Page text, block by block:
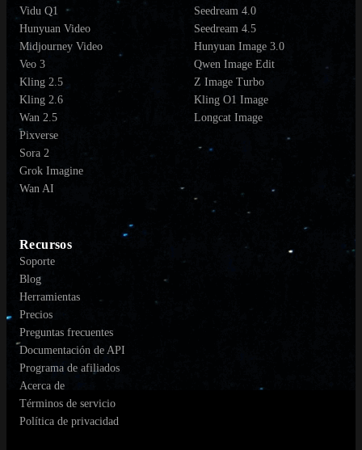
Vidu Q1
Hunyuan Video
Midjourney Video
Veo 3
Kling 2.5
Kling 2.6
Wan 2.5
Pixverse
Sora 2
Grok Imagine
Wan AI
Seedream 4.0
Seedream 4.5
Hunyuan Image 3.0
Qwen Image Edit
Z Image Turbo
Kling O1 Image
Longcat Image
Recursos
Soporte
Blog
Herramientas
Precios
Preguntas frecuentes
Documentación de API
Programa de afiliados
Acerca de
Términos de servicio
Política de privacidad